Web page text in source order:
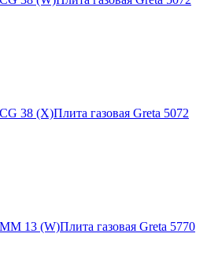
38 (X)Плита газовая Greta 5072
MM 13 (W)Плита газовая Greta 5770